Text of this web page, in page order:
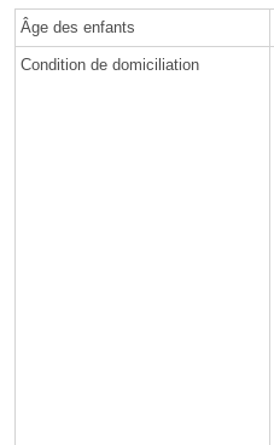
Âge des enfants
Condition de domiciliation